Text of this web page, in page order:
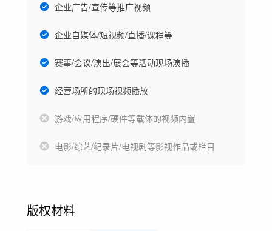
企业广告/宣传等推广视频
企业自媒体/短视频/直播/课程等
赛事/会议/演出/展会等活动现场演播
经营场所的现场视频播放
游戏/应用程序/硬件等载体的视频内置
电影/综艺/纪录片/电视剧等影视作品或栏目
版权材料